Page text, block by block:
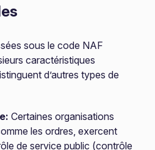
sous le code NAF
caractéristiques
d’autres types de
Certaines organisations
les ordres, exercent
de service public (contrôle